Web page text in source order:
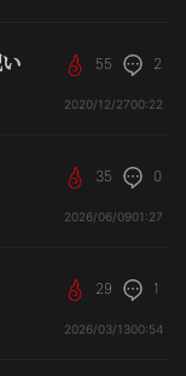
55 2
2020/12/2700:22
35 0
2026/06/0901:27
29 1
2026/03/1300:54